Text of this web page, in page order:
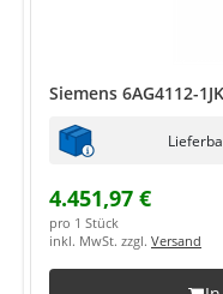
Siemens 6AG4112-
4.451,97 €
pro 1 Stück
inkl. MwSt. zzgl. Versand